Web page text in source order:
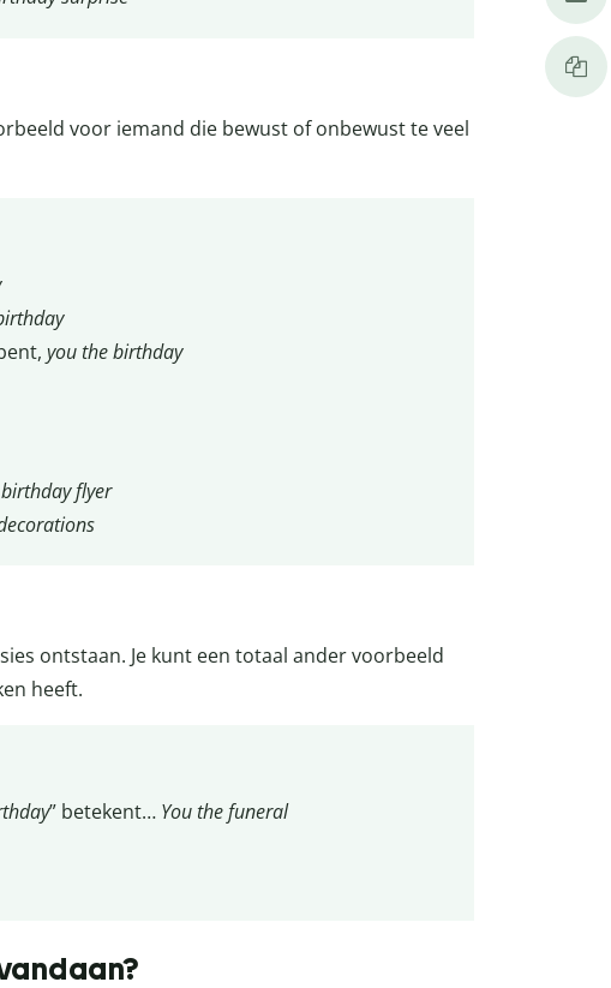
voor iemand die bewust of onbewust te veel
you the birthday
flyer
ontstaan. Je kunt een totaal ander voorbeeld
heeft.
” betekent… You the funeral